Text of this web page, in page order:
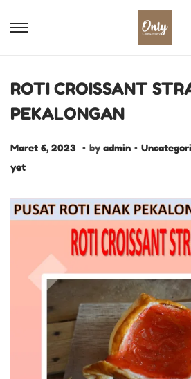
ROTI CROISSANT
PEKALONGAN
P
o
t
e
Maret 6, 2023 M
e
t
2
0
2
. by admin . P
t
e
d
n
yet